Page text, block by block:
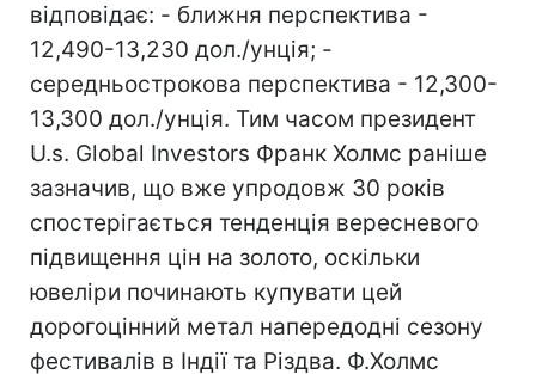
відповідає: - ближня перспектива -
12,490-13,230 дол./унція; -
середньострокова перспектива - 12,300-
13,300 дол./унція. Тим часом президент
U.s. Global Investors Франк Холмс раніше
зазначив, що вже упродовж 30 років
спостерігається тенденція вересневого
підвищення цін на золото, оскільки
ювеліри починають купувати цей
дорогоцінний метал напередодні сезону
фестивалів в Індії та Різдва. Ф.Холмс